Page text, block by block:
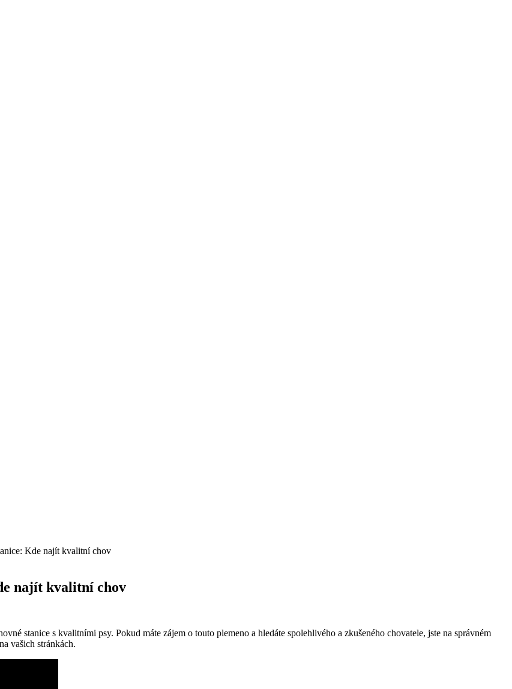
Kde najít kvalitní chov
najít kvalitní chov
stanice s kvalitními psy. Pokud máte zájem o touto plemeno a hledáte spolehlivého a zkušeného chovatele, jste na správném
vašich stránkách.